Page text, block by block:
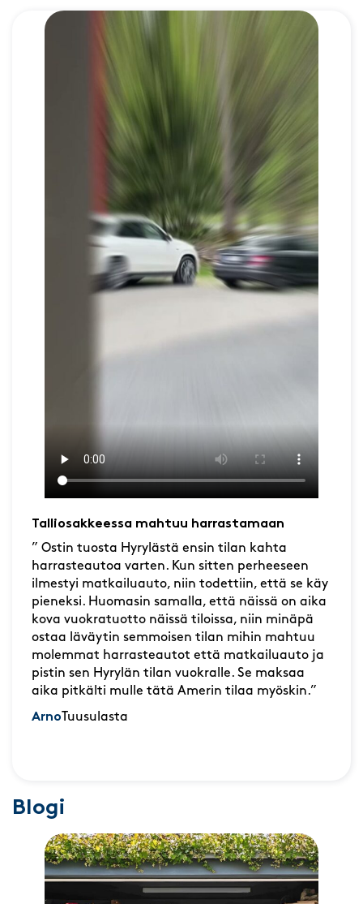
Talliosakkeessa mahtuu harrastamaan
” Ostin tuosta Hyrylästä ensin tilan kahta
harrasteautoa varten. Kun sitten perheeseen
ilmestyi matkailuauto, niin todettiin, että se käy
pieneksi. Huomasin samalla, että näissä on aika
kova vuokratuotto näissä tiloissa, niin minäpä
ostaa läväytin semmoisen tilan mihin mahtuu
molemmat harrasteautot että matkailuauto ja
pistin sen Hyrylän tilan vuokralle. Se maksaa
aika pitkälti mulle tätä Amerin tilaa myöskin.”
Arno Tuusulasta
Blogi